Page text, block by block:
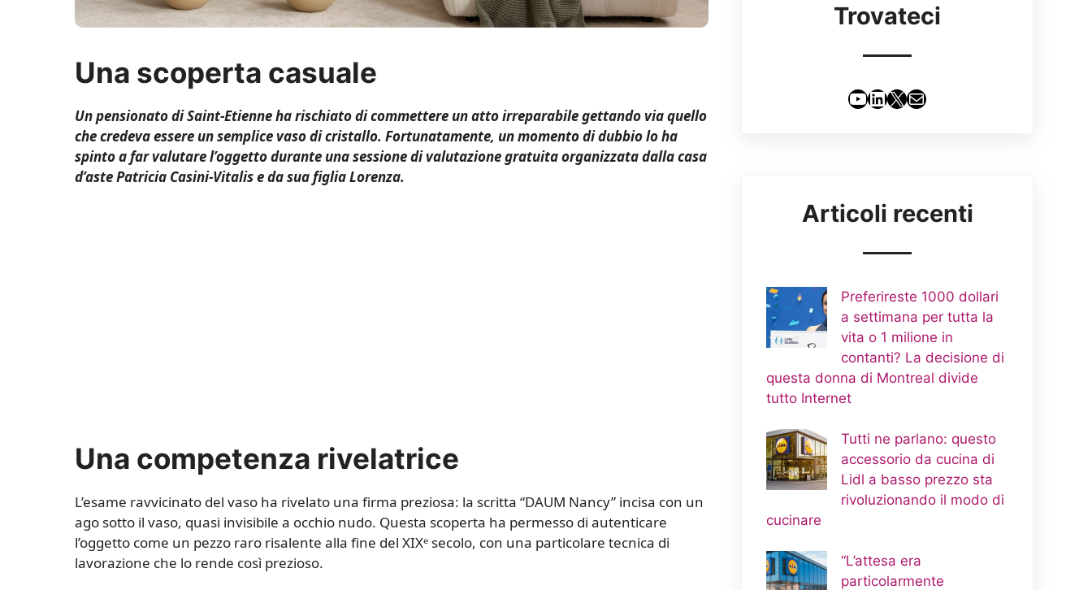
Una scoperta casuale
Un pensionato di Saint-Etienne ha rischiato di commettere un atto irreparabile gettando via quello
che credeva essere un semplice vaso di cristallo. Fortunatamente, un momento di dubbio lo ha
spinto a far valutare l’oggetto durante una sessione di valutazione gratuita organizzata dalla casa
d’aste Patricia Casini-Vitalis e da sua figlia Lorenza.
Una competenza rivelatrice
L’esame ravvicinato del vaso ha rivelato una firma preziosa: la scritta “DAUM Nancy” incisa con un
ago sotto il vaso, quasi invisibile a occhio nudo. Questa scoperta ha permesso di autenticare
l’oggetto come un pezzo raro risalente alla fine del XIXᵉ secolo, con una particolare tecnica di
lavorazione che lo rende così prezioso.
Trovateci
YouTube
LinkedIn
X Email
Articoli recenti
Preferireste 1000 dollari
a settimana per tutta la
vita o 1 milione in
contanti? La decisione di
questa donna di Montreal divide
tutto Internet
Tutti ne parlano: questo
accessorio da cucina di
Lidl a basso prezzo sta
rivoluzionando il modo di
cucinare
“L’attesa era
particolarmente